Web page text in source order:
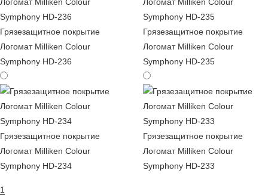
Грязезащитное покрытие
Логомат Milliken Colour
Symphony HD-236
Грязезащитное покрытие
Логомат Milliken Colour
Symphony HD-235
Грязезащитное покрытие
Логомат Milliken Colour
Symphony HD-234
Грязезащитное покрытие
Логомат Milliken Colour
Symphony HD-233
1